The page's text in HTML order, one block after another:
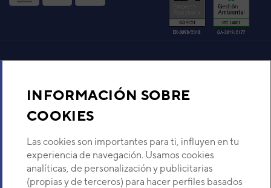
INFORMACIÓN SOBRE
COOKIES
Las cookies son importantes para ti, influyen en tu
experiencia de navegación. Usamos cookies
analíticas, de personalización y publicitarias
(propias y de terceros) para hacer perfiles basados
Sobre Nosotros
Descubre Eurofred